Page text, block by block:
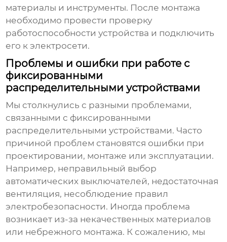
материалы и инструменты. После монтажа
необходимо провести проверку
работоспособности устройства и подключить
его к электросети.
Проблемы и ошибки при работе с
фиксированными
распределительными устройствами
Мы столкнулись с разными проблемами,
связанными с фиксированными
распределительными устройствами. Часто
причиной проблем становятся ошибки при
проектировании, монтаже или эксплуатации.
Например, неправильный выбор
автоматических выключателей, недостаточная
вентиляция, несоблюдение правил
электробезопасности. Иногда проблема
возникает из-за некачественных материалов
или небрежного монтажа. К сожалению, мы